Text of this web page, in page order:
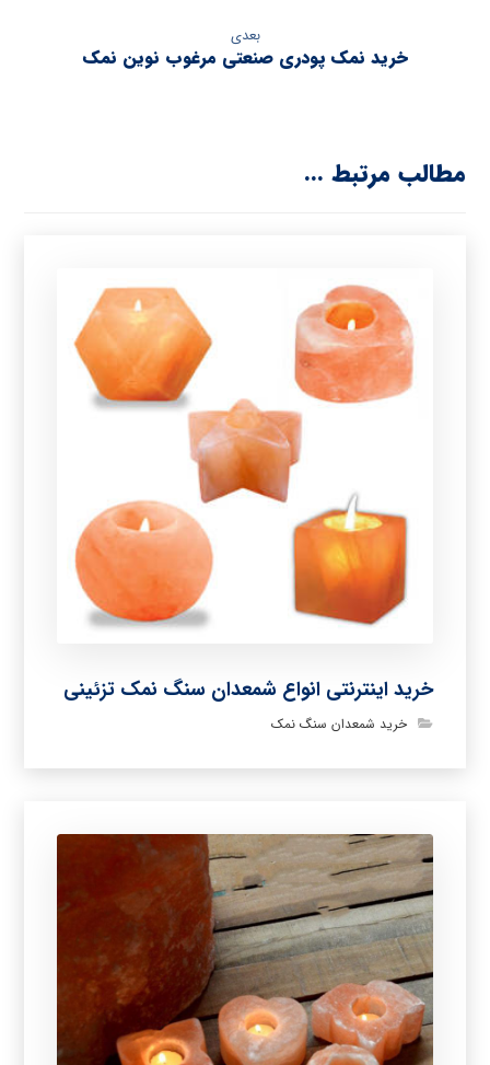
بعدی
خرید نمک پودری صنعتی مرغوب نوین نمک
مطالب مرتبط ...
خرید اینترنتی انواع شمعدان سنگ نمک تزئینی
خرید شمعدان سنگ نمک